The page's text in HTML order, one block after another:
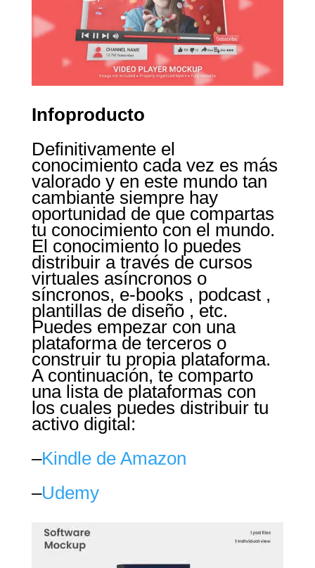
Infoproducto
Definitivamente el
conocimiento cada vez es más
valorado y en este mundo tan
cambiante siempre hay
oportunidad de que compartas
tu conocimiento con el mundo.
El conocimiento lo puedes
distribuir a través de cursos
virtuales asíncronos o
síncronos, e-books , podcast ,
plantillas de diseño , etc.
Puedes empezar con una
plataforma de terceros o
construir tu propia plataforma.
A continuación, te comparto
una lista de plataformas con
los cuales puedes distribuir tu
activo digital:
–Kindle de Amazon
–Udemy